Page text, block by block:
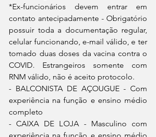
*Ex-funcionários devem entrar em
contato antecipadamente - Obrigatório
possuir toda a documentação regular,
celular funcionando, e-mail válido, e ter
tomado duas doses da vacina contra o
COVID. Estrangeiros somente com
RNM válido, não é aceito protocolo.
- BALCONISTA DE AÇOUGUE - Com
experiência na função e ensino médio
completo
- CAIXA DE LOJA - Masculino com